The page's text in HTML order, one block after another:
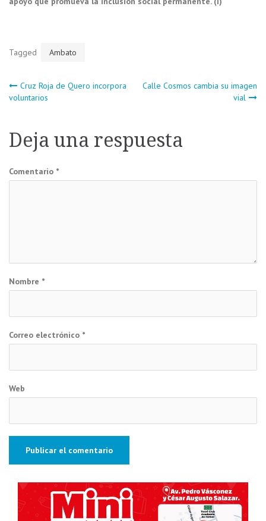
Tagged Ambato
Navegación
entradas
Cruz Roja de Quero incorpora
voluntarios
Calle Cosmos cambia su imagen
vial
Deja una respuesta
Comentario *
Nombre *
Correo electrónico *
Web